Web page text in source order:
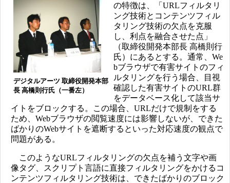
デジタルアーツ 取締役開発本部
長 高橋則行氏（一番左）
の特徴は、「URLフィルタリ
ング技術とコンテンツフィル
タリング技術の欠点を克服
し、利点を融合させた点」
（取締役開発本部長 高橋則行
氏）にあるとする。通常、We
bブラウザで有害サイトのフィ
ルタリングを行う場合、目視
確認した有害サイトのURL群
をデータベース化して該当サ
イトをブロックする。この場合、URLだけで規制をする
ため、Webブラウザの閲覧速度には影響しないが、できた
ばかりのWebサイトを遮断するといった対応速度の観点で
問題がある。
このようなURLフィルタリングの欠点を補う文字や画
像タグ、スクリプト言語に直接フィルタリングをかけるコ
ンテンツフィルタリング技術は、できたばかりのブロック